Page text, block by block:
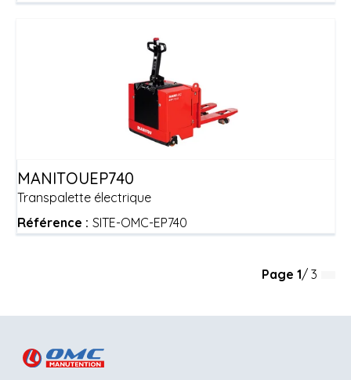
Transpalette électrique
MANITOUEP740
Référence : SITE-OMC-EP740
Page 1/ 3